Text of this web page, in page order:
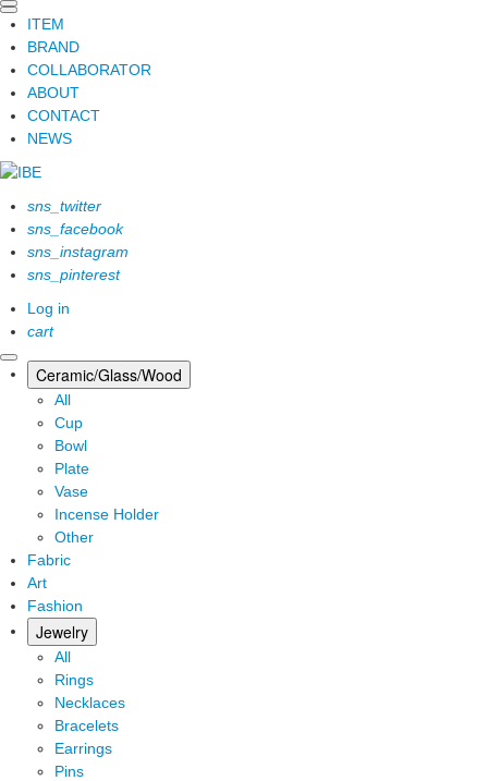
ITEM
BRAND
COLLABORATOR
ABOUT
CONTACT
NEWS
sns_twitter
sns_facebook
sns_instagram
sns_pinterest
Log in
cart
Ceramic/Glass/Wood
All
Cup
Bowl
Plate
Vase
Incense Holder
Other
Fabric
Art
Fashion
Jewelry
All
Rings
Necklaces
Bracelets
Earrings
Pins